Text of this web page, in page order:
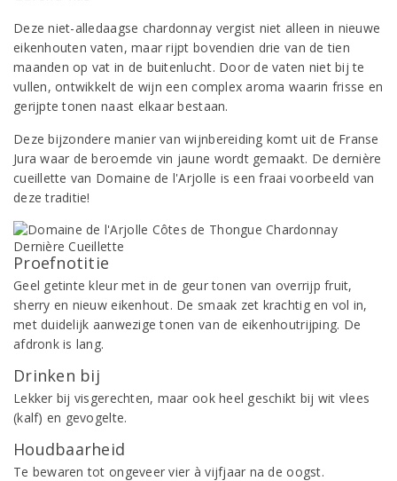
Deze niet-alledaagse chardonnay vergist niet alleen in nieuwe
eikenhouten vaten, maar rijpt bovendien drie van de tien
maanden op vat in de buitenlucht. Door de vaten niet bij te
vullen, ontwikkelt de wijn een complex aroma waarin frisse en
gerijpte tonen naast elkaar bestaan.
Deze bijzondere manier van wijnbereiding komt uit de Franse
Jura waar de beroemde vin jaune wordt gemaakt. De dernière
cueillette van Domaine de l'Arjolle is een fraai voorbeeld van
deze traditie!
Proefnotitie
Geel getinte kleur met in de geur tonen van overrijp fruit,
sherry en nieuw eikenhout. De smaak zet krachtig en vol in,
met duidelijk aanwezige tonen van de eikenhoutrijping. De
afdronk is lang.
Drinken bij
Lekker bij visgerechten, maar ook heel geschikt bij wit vlees
(kalf) en gevogelte.
Houdbaarheid
Te bewaren tot ongeveer vier à vijfjaar na de oogst.